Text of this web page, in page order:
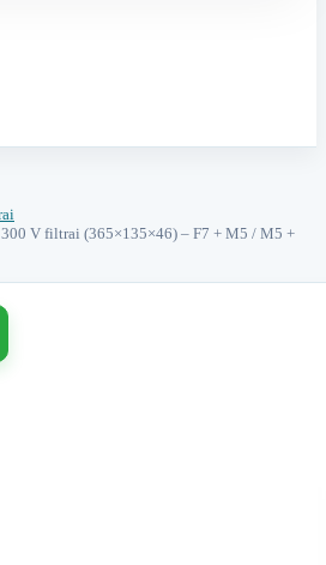
V filtrai (365×135×46) – F7 + M5 / M5 +